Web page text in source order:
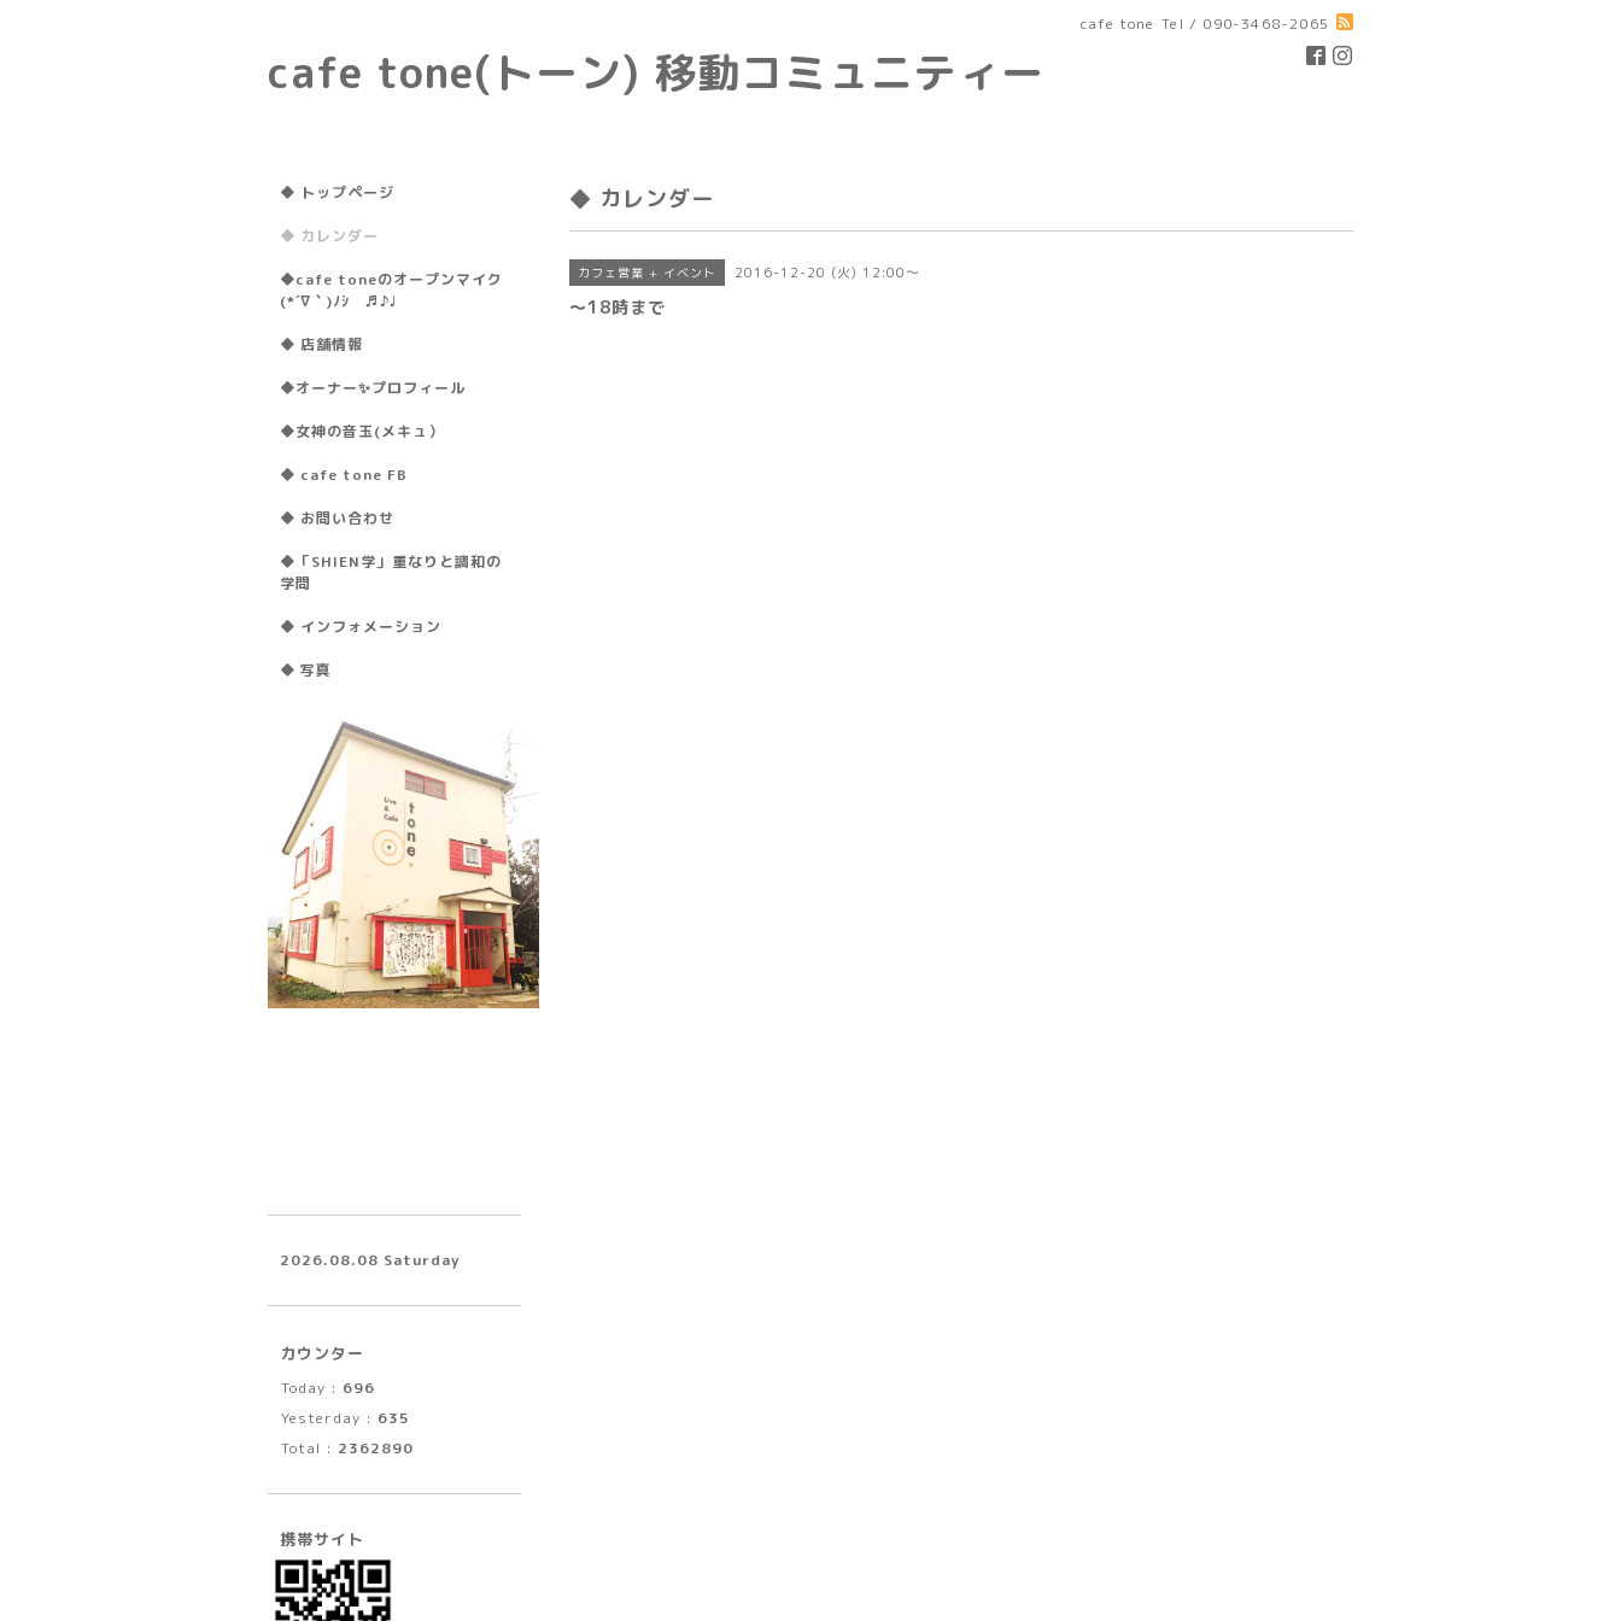
cafe tone Tel / 090-3468-2065
cafe tone(トーン) 移動コミュニティー
◆ カレンダー
カフェ営業 + イベント 2016-12-20 (火) 12:00～
〜18時まで
◆ トップページ
◆ カレンダー
◆cafe toneのオープンマイク
(*´∇｀)ﾉｼ ♬♪♩
◆ 店舗情報
◆オーナー✨プロフィール
◆女神の音玉(メキュ）
◆ cafe tone FB
◆ お問い合わせ
◆「SHIEN学」重なりと調和の
学問
◆ インフォメーション
◆ 写真
2026.08.08 Saturday
カウンター
Today : 696
Yesterday : 635
Total : 2362890
携帯サイト